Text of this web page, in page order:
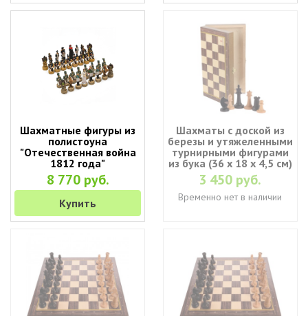
Шахматные фигуры из
полистоуна
"Отечественная война
1812 года"
8 770 руб.
Купить
Шахматы с доской из
березы и утяжеленными
турнирными фигурами
из бука (36 х 18 х 4,5 см)
3 450 руб.
Временно нет в наличии